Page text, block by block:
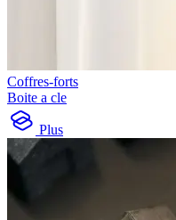
Coffres-forts
Boite a cle
Plus